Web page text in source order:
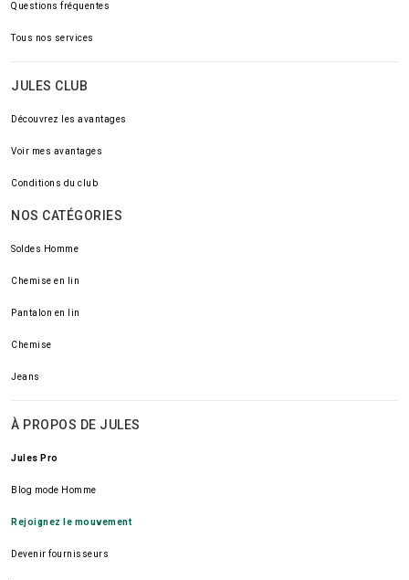
Questions fréquentes
Tous nos services
JULES CLUB
Découvrez les avantages
Voir mes avantages
Conditions du club
NOS CATÉGORIES
Soldes Homme
Chemise en lin
Pantalon en lin
Chemise
Jeans
À PROPOS DE JULES
Jules Pro
Blog mode Homme
Rejoignez le mouvement
Devenir fournisseurs